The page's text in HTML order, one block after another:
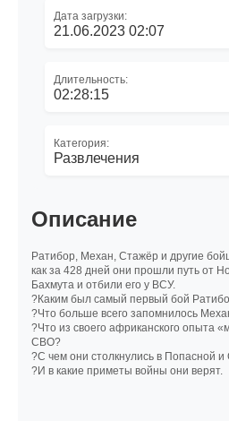
Дата загрузки:
21.06.2023 02:07
Длительность:
02:28:15
Категория:
Развлечения
Описание
Ратибор, Механ, Стажёр и другие
как за 428 дней они прошли путь от
Бахмута и отбили его у ВСУ.
?Каким был самый первый бой
?Что больше всего запомнилось
?Что из своего африканского опыта
СВО?
?С чем они столкнулись в Попасной
?И в какие приметы войны они верят.